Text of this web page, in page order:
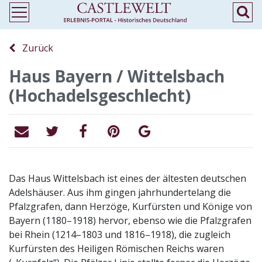
Zurück
Haus Bayern / Wittelsbach
(Hochadelsgeschlecht)
Das Haus Wittelsbach ist eines der ältesten deutschen
Adelshäuser. Aus ihm gingen jahrhundertelang die
Pfalzgrafen, dann Herzöge, Kurfürsten und Könige von
Bayern (1180–1918) hervor, ebenso wie die Pfalzgrafen
bei Rhein (1214–1803 und 1816–1918), die zugleich
Kurfürsten des Heiligen Römischen Reichs waren